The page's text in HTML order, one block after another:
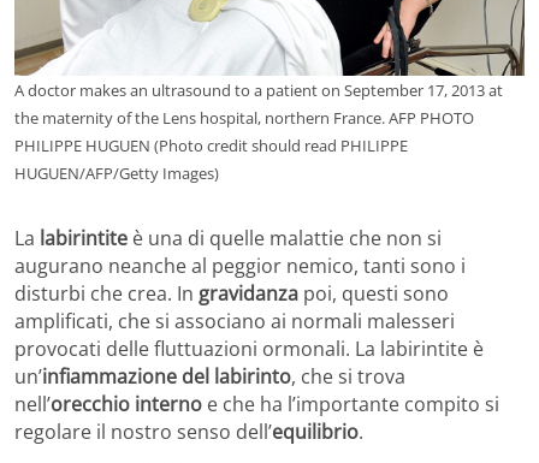
A doctor makes an ultrasound to a patient on September 17, 2013 at
the maternity of the Lens hospital, northern France. AFP PHOTO
PHILIPPE HUGUEN (Photo credit should read PHILIPPE
HUGUEN/AFP/Getty Images)
La labirintite è una di quelle malattie che non si
augurano neanche al peggior nemico, tanti sono i
disturbi che crea. In gravidanza poi, questi sono
amplificati, che si associano ai normali malesseri
provocati delle fluttuazioni ormonali. La labirintite è
un’infiammazione del labirinto, che si trova
nell’orecchio interno e che ha l’importante compito si
regolare il nostro senso dell’equilibrio.